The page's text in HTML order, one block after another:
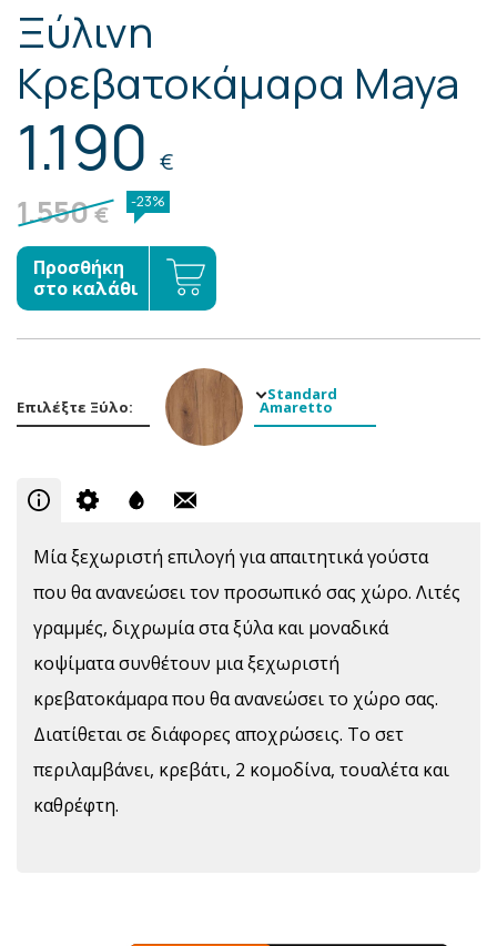
Ξύλινη
Κρεβατοκάμαρα Maya
1.190 €
1.550€ -23%
Προσθήκη
στο καλάθι
Επιλέξτε Ξύλο:
Standard
Amaretto
Μία ξεχωριστή επιλογή για απαιτητικά γούστα
που θα ανανεώσει τον προσωπικό σας χώρο. Λιτές
γραμμές, διχρωμία στα ξύλα και μοναδικά
κοψίματα συνθέτουν μια ξεχωριστή
κρεβατοκάμαρα που θα ανανεώσει το χώρο σας.
Διατίθεται σε διάφορες αποχρώσεις. Το σετ
περιλαμβάνει, κρεβάτι, 2 κομοδίνα, τουαλέτα και
καθρέφτη.